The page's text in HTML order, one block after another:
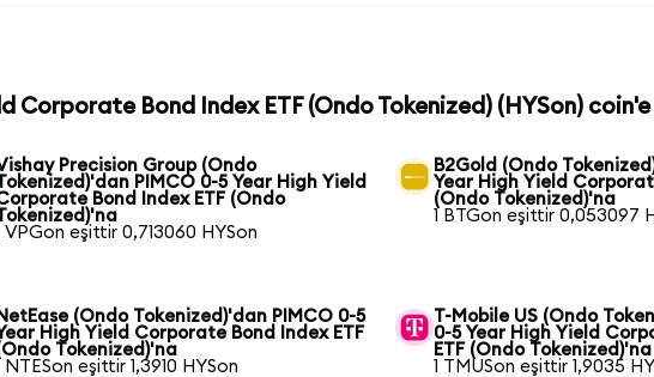
Corporate Bond Index ETF (Ondo Tokenized) (HYSon)
Precision Group (Ondo
PIMCO 0-5 Year High Yield
Bond Index ETF (Ondo
VPGon eşittir 0,713060 HYSon
B2Gold (Ondo
Year High Yield
(Ondo Tokenized)'na
1 BTGon eşittir 0,053097
NetEase (Ondo Tokenized)'dan PIMCO 0-5
High Yield Corporate Bond Index ETF
Tokenized)'na
NTESon eşittir 1,3910 HYSon
T-Mobile US (Ondo
0-5 Year High Yield
ETF (Ondo Tokenized)'na
1 TMUSon eşittir 1,9035